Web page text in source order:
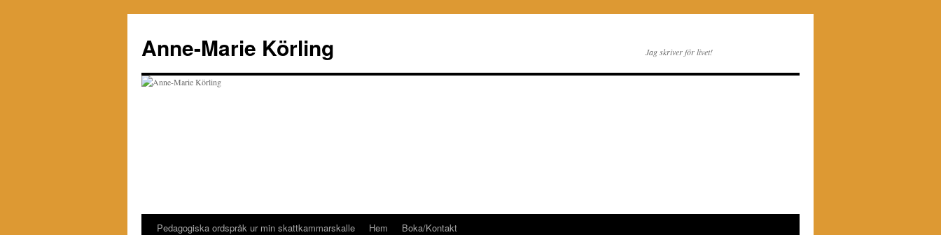
innehåll
Anne-Marie Körling Jag skriver för livet!
Pedagogiska ordspråk ur min skattkammarskalle Hem Boka/Kontakt